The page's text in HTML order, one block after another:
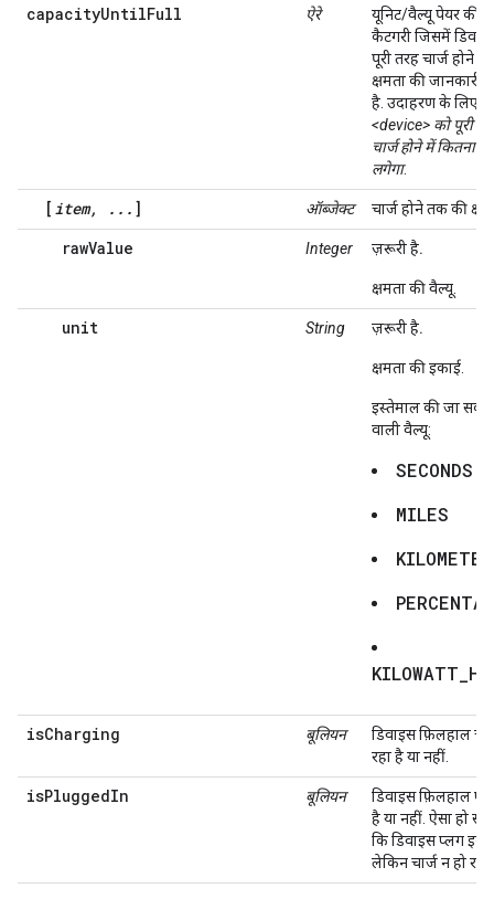
capacityUntilFull ऐरे
यूनिट/वैल्यू पेयर की
कैटगरी जिसमें
पूरी तरह चार्ज होने
क्षमता की जानकारी
है. उदाहरण के लिए:
<device> को पूरी
चार्ज होने में कितना
लगेगा.
[ item, ... ] ऑब्जेक्ट चार्ज होने तक की
rawValue Integer ज़रूरी है.
क्षमता की वैल्यू.
unit String ज़रूरी है.
क्षमता की इकाई.
इस्तेमाल की जा सकने
वाली वैल्यू:
SECONDS
MILES
isCharging बूलियन
डिवाइस फ़िलहाल
रहा है या नहीं.
isPluggedIn बूलियन
डिवाइस फ़िलहाल
है या नहीं. ऐसा हो
कि डिवाइस प्लग इन
लेकिन चार्ज न हो रहा